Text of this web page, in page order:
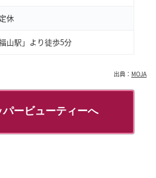
休
福山駅」より徒歩5分
出典： MOJA
ービューティーへ